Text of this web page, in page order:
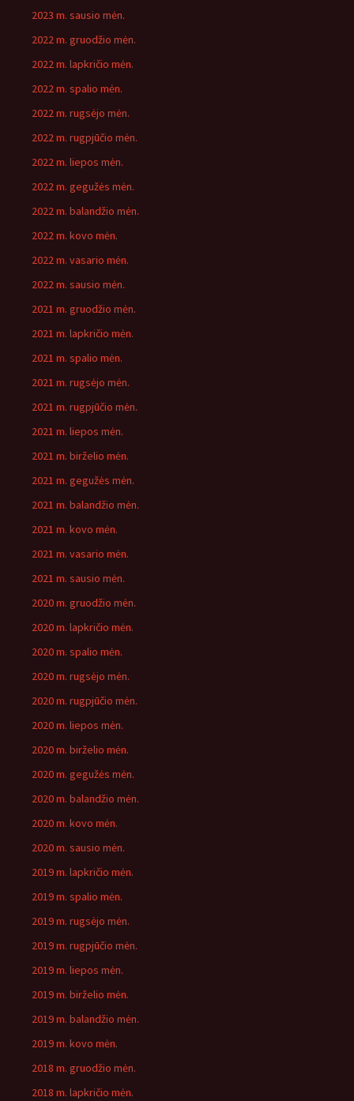
2023 m. sausio mėn.
2022 m. gruodžio mėn.
2022 m. lapkričio mėn.
2022 m. spalio mėn.
2022 m. rugsėjo mėn.
2022 m. rugpjūčio mėn.
2022 m. liepos mėn.
2022 m. gegužės mėn.
2022 m. balandžio mėn.
2022 m. kovo mėn.
2022 m. vasario mėn.
2022 m. sausio mėn.
2021 m. gruodžio mėn.
2021 m. lapkričio mėn.
2021 m. spalio mėn.
2021 m. rugsėjo mėn.
2021 m. rugpjūčio mėn.
2021 m. liepos mėn.
2021 m. birželio mėn.
2021 m. gegužės mėn.
2021 m. balandžio mėn.
2021 m. kovo mėn.
2021 m. vasario mėn.
2021 m. sausio mėn.
2020 m. gruodžio mėn.
2020 m. lapkričio mėn.
2020 m. spalio mėn.
2020 m. rugsėjo mėn.
2020 m. rugpjūčio mėn.
2020 m. liepos mėn.
2020 m. birželio mėn.
2020 m. gegužės mėn.
2020 m. balandžio mėn.
2020 m. kovo mėn.
2020 m. sausio mėn.
2019 m. lapkričio mėn.
2019 m. spalio mėn.
2019 m. rugsėjo mėn.
2019 m. rugpjūčio mėn.
2019 m. liepos mėn.
2019 m. birželio mėn.
2019 m. balandžio mėn.
2019 m. kovo mėn.
2018 m. gruodžio mėn.
2018 m. lapkričio mėn.